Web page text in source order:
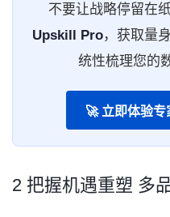
不要让战略停留在
Upskill Pro，获取量
统性梳理您的
🚀 立即体验
2 把握机遇重塑 多